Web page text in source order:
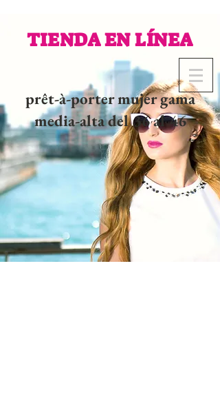
TIENDA EN LÍNEA
prêt-à-porter mujer gama
media-alta del 36 al 46